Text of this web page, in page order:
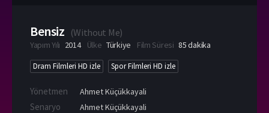
Bensiz (Without Me)
Yapım Yılı 2014 Ülke Türkiye Film Süresi 85 dakika
Dram Filmleri HD izle Spor Filmleri HD izle
Yönetmen Ahmet Küçükkayali
Senaryo Ahmet Küçükkayali